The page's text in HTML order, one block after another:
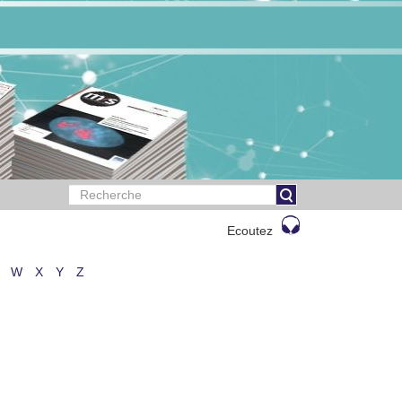
Ecoutez
W X Y Z